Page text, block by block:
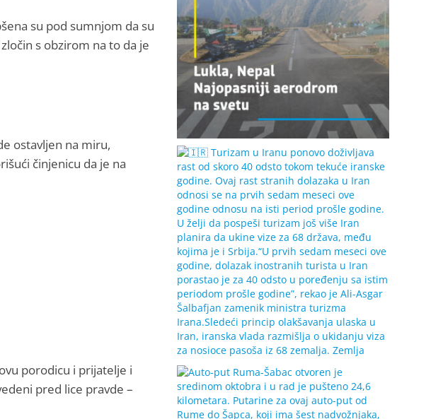
su pod sumnjom da su
s obzirom na to da je
ostavljen na miru,
činjenicu da je na
porodicu i prijatelje i
pred lice pravde –